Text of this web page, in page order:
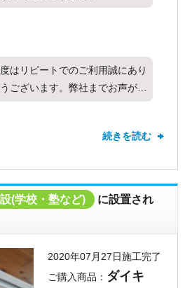
はリピートでのご利用誠にあり
ございます。弊社までお声がけ
こと、光栄に思います。今回は
形・シングル・6馬力をお取り
とても嬉しく思います。7～8
急ぎのお客様が多数いらっしゃ
てのお客様にご満足いただける
努めてまいりたいと思います。今
続きを読む
(学校・塾など)
に設置され
2020年07月27日施工完了
ご購入商品： ダイキ